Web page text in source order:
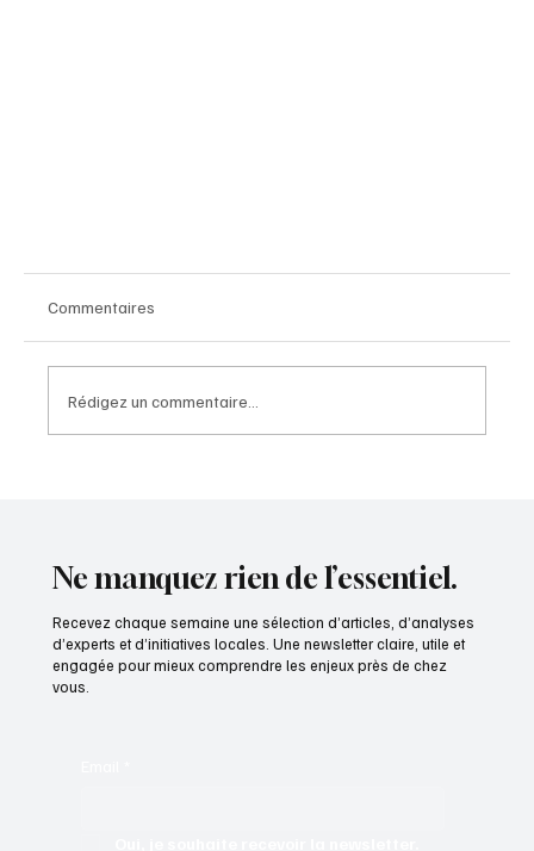
Artisans du sens : ces communicants qui façonnent
Commentaires
Rédigez un commentaire...
Ne manquez rien de l’essentiel.
Recevez chaque semaine une sélection d’articles, d’analyses
d’experts et d’initiatives locales. Une newsletter claire, utile et
engagée pour mieux comprendre les enjeux près de chez
vous.